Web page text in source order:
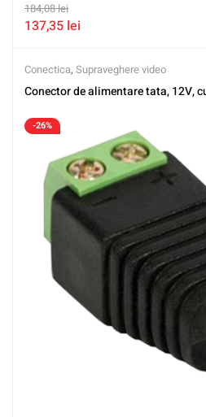
184,08lei
137,35 lei
Conectica, Supraveghere video
Conector de alimentare tata, 12V,
-26%